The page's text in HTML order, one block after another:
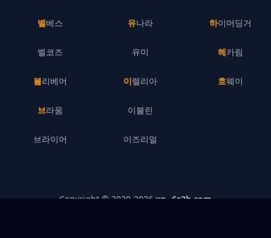
벨베스
벨코즈
볼리베어
브라움
브라이어
유나라
유미
이렐리아
이블린
이즈리얼
하이머딩거
헤카림
흐웨이
Copyright © 2020- 2026 xn--6s2b.com